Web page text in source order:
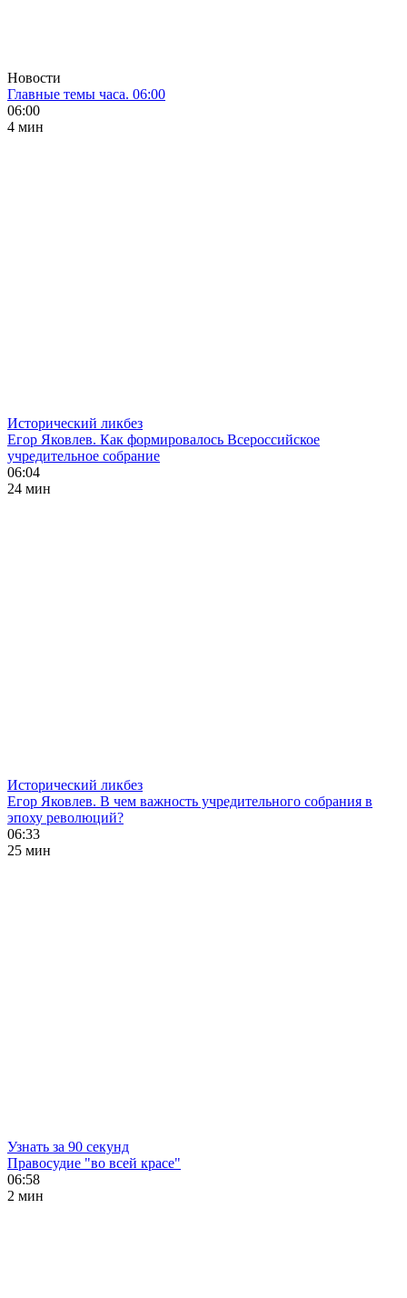
Новости
Главные темы часа. 06:00
06:00
4 мин
Исторический ликбез
Егор Яковлев. Как формировалось Всероссийское
учредительное собрание
06:04
24 мин
Исторический ликбез
Егор Яковлев. В чем важность учредительного собрания в
эпоху революций?
06:33
25 мин
Узнать за 90 секунд
Правосудие "во всей красе"
06:58
2 мин